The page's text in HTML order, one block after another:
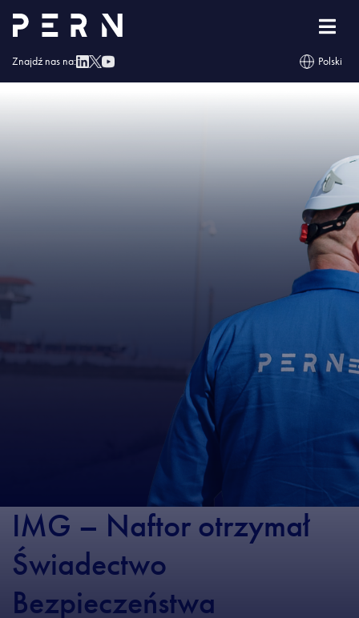
Znajdź nas na: Polski
Strona główna »Naftor otrzymał Świadectwo Bezpieczeństwa Przemysłowego
IMG – Naftor otrzymał
Świadectwo
Bezpieczeństwa